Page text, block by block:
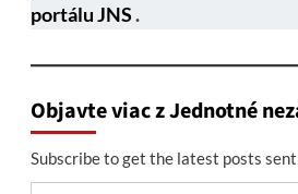
portálu JNS.
Objavte viac z Jednotné
Subscribe to get the latest posts
Type your email…